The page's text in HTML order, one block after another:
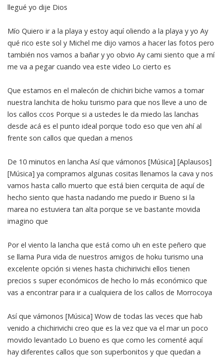
llegué yo dije Dios
Mío Quiero ir a la playa y estoy aquí oliendo a la playa y yo Ay
qué rico este sol y Michel me dijo vamos a hacer las fotos pero
también nos vamos a bañar y yo obvio Ay cami siento que a mí
me va a pegar cuando vea este video Lo cierto es
Que estamos en el malecón de chichiri biche vamos a tomar
nuestra lanchita de hoku turismo para que nos lleve a uno de
los callos ccos Porque si a ustedes le da miedo las lanchas
desde acá es el punto ideal porque todo eso que ven ahí al
frente son callos que quedan a menos
De 10 minutos en lancha Así que vámonos [Música] [Aplausos]
[Música] ya compramos algunas cositas llenamos la cava y nos
vamos hasta callo muerto que está bien cerquita de aquí de
hecho siento que hasta nadando me puedo ir Bueno si la
marea no estuviera tan alta porque se ve bastante movida
imagino que
Por el viento la lancha que está como uh en este peñero que
se llama Pura vida de nuestros amigos de hoku turismo una
excelente opción si vienes hasta chichirivichi ellos tienen
precios s super económicos de hecho lo más económico que
vas a encontrar para ir a cualquiera de los callos de Morrocoya
Así que vámonos [Música] Wow de todas las veces que hab
venido a chichirivichi creo que es la vez que va el mar un poco
movido levantado Lo bueno es que como les comenté aquí
hay diferentes callos que son superbonitos y que quedan a